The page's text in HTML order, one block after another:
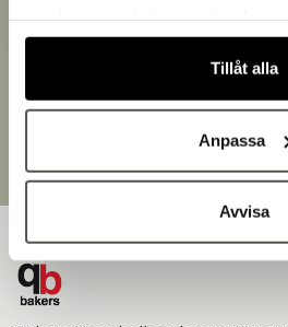
Tillåt alla
Anpassa
Avvisa
Snabb leverans
Leverans inom 3-5 arbetsdagar.
Över 30 000 produkter
Designat och tillverkat i